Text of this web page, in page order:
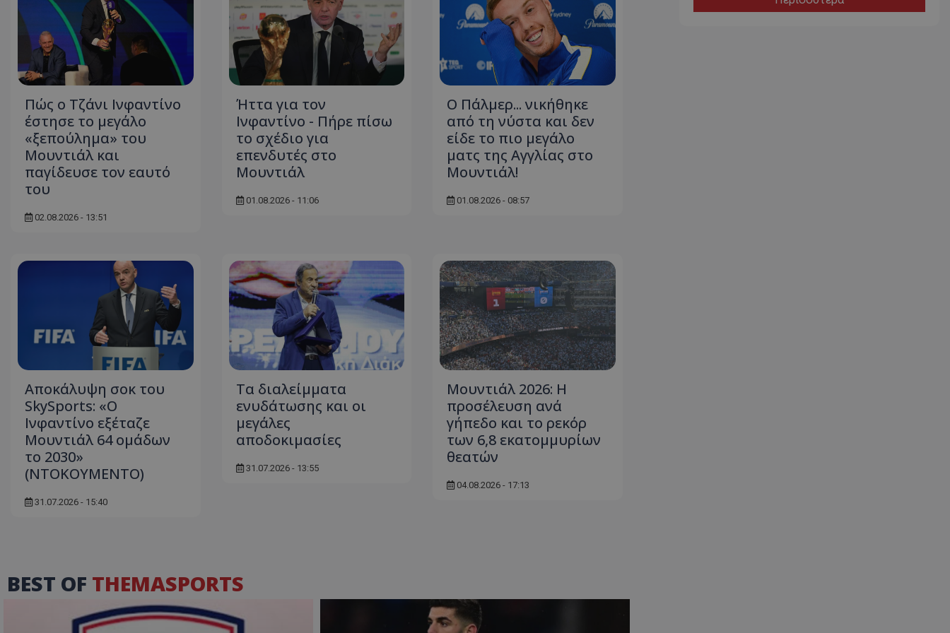
Πώς ο Τζάνι Ινφαντίνο
έστησε το μεγάλο
«ξεπούλημα» του
Μουντιάλ και
παγίδευσε τον εαυτό
του
02.08.2026 - 13:51
Ήττα για τον
Ινφαντίνο - Πήρε πίσω
το σχέδιο για
επενδυτές στο
Μουντιάλ
01.08.2026 - 11:06
Ο Πάλμερ... νικήθηκε
από τη νύστα και δεν
είδε το πιο μεγάλο
ματς της Αγγλίας στο
Μουντιάλ!
01.08.2026 - 08:57
Αποκάλυψη σοκ του
SkySports: «O
Ινφαντίνο εξέταζε
Μουντιάλ 64 ομάδων
το 2030»
(ΝΤΟΚΟΥΜΕΝΤΟ)
31.07.2026 - 15:40
Τα διαλείμματα
ενυδάτωσης και οι
μεγάλες
αποδοκιμασίες
31.07.2026 - 13:55
Μουντιάλ 2026: Η
προσέλευση ανά
γήπεδο και το ρεκόρ
των 6,8 εκατομμυρίων
θεατών
04.08.2026 - 17:13
BEST OF THEMASPORTS